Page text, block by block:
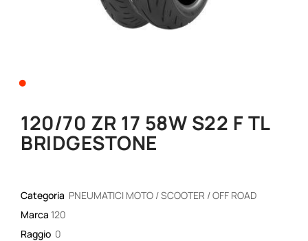
•
120/70 ZR 17 58W S22 F TL
BRIDGESTONE
Categoria PNEUMATICI MOTO / SCOOTER / OFF ROAD
Marca 120
Raggio 0